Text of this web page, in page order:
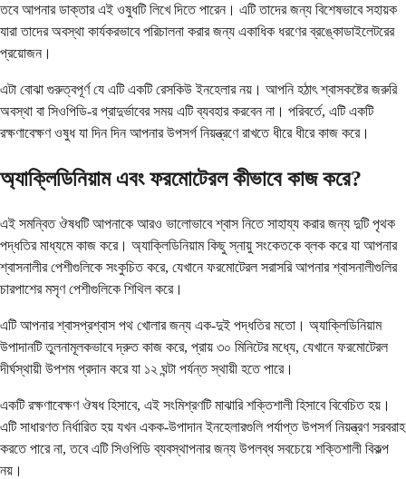
তবে আপনার ডাক্তার এই ওষুধটি লিখে দিতে পারেন। এটি তাদের জন্য বিশেষভাবে সহায়ক
যারা তাদের অবস্থা কার্যকরভাবে পরিচালনা করার জন্য একাধিক ধরণের ব্রঙ্কোডাইলেটরের
প্রয়োজন।
এটা বোঝা গুরুত্বপূর্ণ যে এটি একটি রেসকিউ ইনহেলার নয়। আপনি হঠাৎ শ্বাসকষ্টের জরুরি
অবস্থা বা সিওপিডি-র প্রাদুর্ভাবের সময় এটি ব্যবহার করবেন না। পরিবর্তে, এটি একটি
রক্ষণাবেক্ষণ ওষুধ যা দিন দিন আপনার উপসর্গ নিয়ন্ত্রণে রাখতে ধীরে ধীরে কাজ করে।
অ্যাক্লিডিনিয়াম এবং ফরমোটেরল কীভাবে কাজ করে?
এই সমন্বিত ঔষধটি আপনাকে আরও ভালোভাবে শ্বাস নিতে সাহায্য করার জন্য দুটি পৃথক
পদ্ধতির মাধ্যমে কাজ করে। অ্যাক্লিডিনিয়াম কিছু স্নায়ু সংকেতকে ব্লক করে যা আপনার
শ্বাসনালীর পেশীগুলিকে সংকুচিত করে, যেখানে ফরমোটেরল সরাসরি আপনার শ্বাসনালীগুলির
চারপাশের মসৃণ পেশীগুলিকে শিথিল করে।
এটি আপনার শ্বাসপ্রশ্বাস পথ খোলার জন্য এক-দুই পদ্ধতির মতো। অ্যাক্লিডিনিয়াম
উপাদানটি তুলনামূলকভাবে দ্রুত কাজ করে, প্রায় ৩০ মিনিটের মধ্যে, যেখানে ফরমোটেরল
দীর্ঘস্থায়ী উপশম প্রদান করে যা ১২ ঘন্টা পর্যন্ত স্থায়ী হতে পারে।
একটি রক্ষণাবেক্ষণ ঔষধ হিসাবে, এই সংমিশ্রণটি মাঝারি শক্তিশালী হিসাবে বিবেচিত হয়।
এটি সাধারণত নির্ধারিত হয় যখন একক-উপাদান ইনহেলারগুলি পর্যাপ্ত উপসর্গ নিয়ন্ত্রণ সরবরাহ
করতে পারে না, তবে এটি সিওপিডি ব্যবস্থাপনার জন্য উপলব্ধ সবচেয়ে শক্তিশালী বিকল্প
নয়।